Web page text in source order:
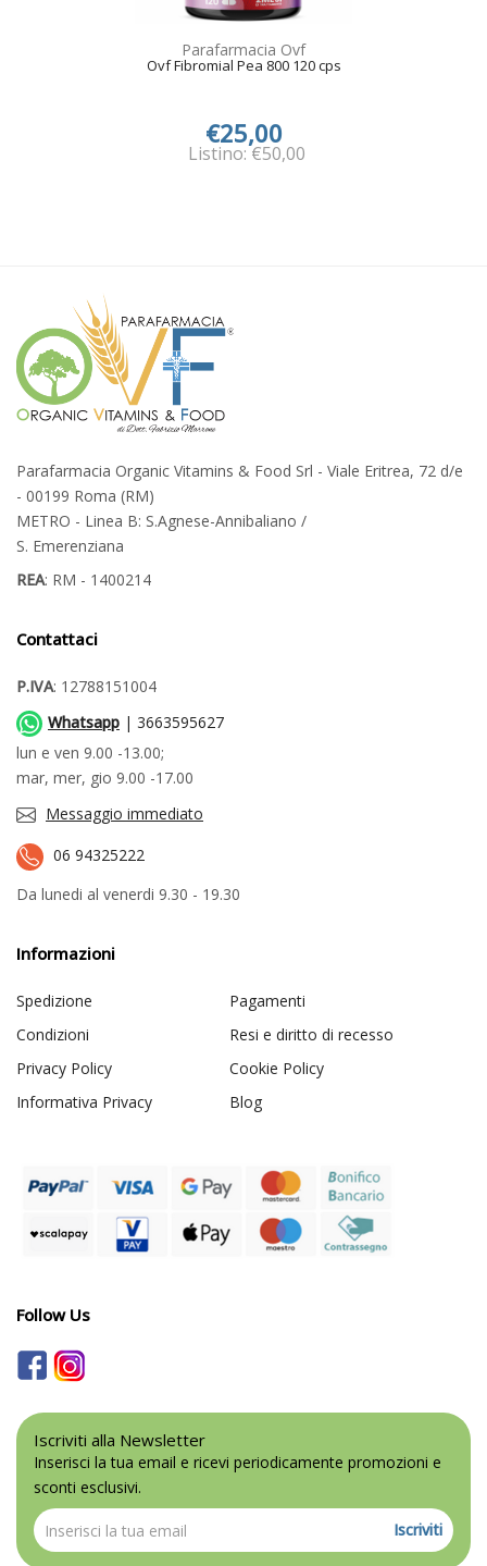
Parafarmacia Ovf
Ovf Fibromial Pea 800 120 cps
€25,00
Listino: €50,00
Parafarmacia Organic Vitamins & Food Srl - Viale Eritrea, 72 d/e
- 00199 Roma (RM)
METRO - Linea B: S.Agnese-Annibaliano /
S. Emerenziana
REA: RM - 1400214
Contattaci
P.IVA: 12788151004
Whatsapp | 3663595627
lun e ven 9.00 -13.00;
mar, mer, gio 9.00 -17.00
Messaggio immediato
06 94325222
Da lunedi al venerdi 9.30 - 19.30
Informazioni
Spedizione
Pagamenti
Condizioni
Resi e diritto di recesso
Privacy Policy
Cookie Policy
Informativa Privacy
Blog
Follow Us
Iscriviti alla Newsletter
Inserisci la tua email e ricevi periodicamente promozioni e
sconti esclusivi.
Iscriviti